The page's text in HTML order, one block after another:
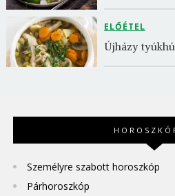
ELŐÉTEL
Újházy
Személyre szabott horoszkóp
Párhoroszkóp